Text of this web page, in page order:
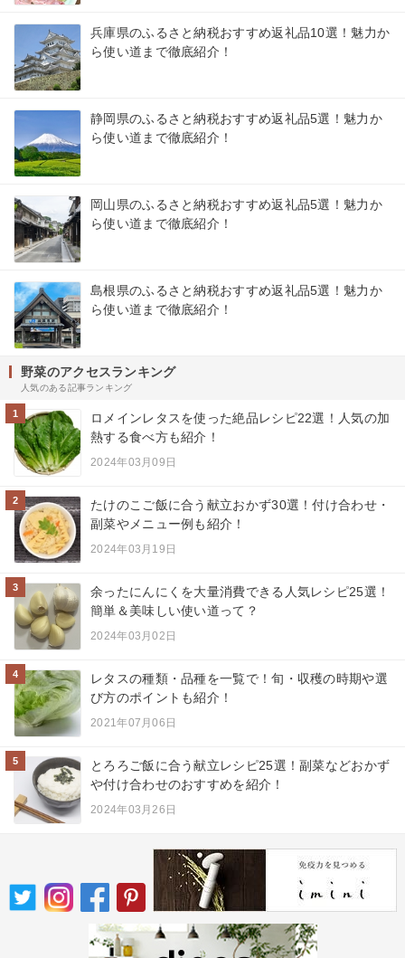
兵庫県のふるさと納税おすすめ返礼品10選！魅力か
ら使い道まで徹底紹介！
静岡県のふるさと納税おすすめ返礼品5選！魅力か
ら使い道まで徹底紹介！
岡山県のふるさと納税おすすめ返礼品5選！魅力か
ら使い道まで徹底紹介！
島根県のふるさと納税おすすめ返礼品5選！魅力か
ら使い道まで徹底紹介！
野菜のアクセスランキング
人気のある記事ランキング
1
ロメインレタスを使った絶品レシピ22選！人気の加
熱する食べ方も紹介！
2024年03月09日
2
たけのこご飯に合う献立おかず30選！付け合わせ・
副菜やメニュー例も紹介！
2024年03月19日
3
余ったにんにくを大量消費できる人気レシピ25選！
簡単＆美味しい使い道って？
2024年03月02日
4
レタスの種類・品種を一覧で！旬・収穫の時期や選
び方のポイントも紹介！
2021年07月06日
5
とろろご飯に合う献立レシピ25選！副菜などおかず
や付け合わせのおすすめを紹介！
2024年03月26日